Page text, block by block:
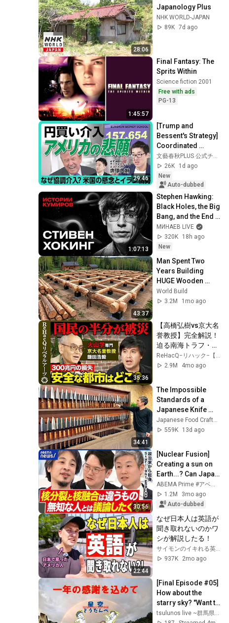
ロースリップから地
震を予知／噴火リス
クに科学も活かせ／
地学の面白さ
28:06
Japanology Plus
NHK WORLD-JAPAN
89K 7d ago
1:45:57
Final Fantasy: The
Sprits Within
Science fiction 2001
Free with ads
PG-13
29:46
[Trump and
Bessent's Strategy]
Coordinated
Intervention
Leading to a
Stronger Yen | Can
the Weak ...
文藝春秋PLUS 公式チャンネル
26K
1d ago
New
Auto-dubbed
1:07:13
Stephen Hawking:
Black Holes, the Big
Bang, and the End
of the Universe /
Idol Stories /
MINAEV
МИНАЕВ LIVE
320K
18h ago
New
43:37
Man Spent Two
Years Building
HUGE Wooden
House for his
Family | Start to
@bjornbrenton
World Build
3.2M
1mo ago
35:36
【高橋弘樹vs京大名
誉教授】完全解説！
迫る南海トラフ・首
都直下型地震・富士
山噴火...国民半分が
失？安全な都市と
は...【ReHacQvs鎌
田浩毅】
ReHacQ−リハック−【公式】
2.9M
4mo ago
34:41
The Impossible
Standards of a
Japanese Knife
Blacksmith
Japanese Food Craftsman
559K
13d ago
30:56
[Nuclear Fusion]
Creating a sun on
Earth...? Can Japan
realize this "dream
technology"? An
interv...
ABEMA Prime #アベプラ【公式】
1.2M
3mo ago
Auto-dubbed
22:44
なぜ日本人は英語が
聞き取れないのかワ
シが解説したる！
サイモンのイキれる英語教室
937K
2mo ago
[Final Episode #05]
How about the
starry sky? "Want to
listen for a bit?"